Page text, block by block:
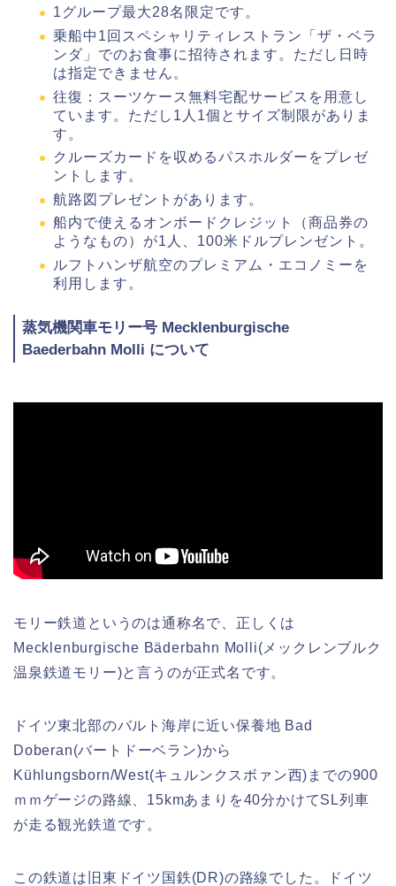
1グループ最大28名限定です。
乗船中1回スペシャリティレストラン「ザ・ベラ
ンダ」でのお食事に招待されます。ただし日時
は指定できません。
往復：スーツケース無料宅配サービスを用意し
ています。ただし1人1個とサイズ制限がありま
す。
クルーズカードを収めるパスホルダーをプレゼ
ントします。
航路図プレゼントがあります。
船内で使えるオンボードクレジット（商品券の
ようなもの）が1人、100米ドルプレンゼント。
ルフトハンザ航空のプレミアム・エコノミーを
利用します。
蒸気機関車モリー号 Mecklenburgische
Baederbahn Molli について
モリー鉄道というのは通称名で、正しくは
Mecklenburgische Bäderbahn Molli(メックレンブルク
温泉鉄道モリー)と言うのが正式名です。
ドイツ東北部のバルト海岸に近い保養地 Bad
Doberan(バートドーベラン)から
Kühlungsborn/West(キュルンクスボァン西)までの900
ｍｍゲージの路線、15kmあまりを40分かけてSL列車
が走る観光鉄道です。
この鉄道は旧東ドイツ国鉄(DR)の路線でした。ドイツ